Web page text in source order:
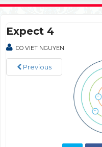
Expect 4
CO VIET NGUYEN
Previous